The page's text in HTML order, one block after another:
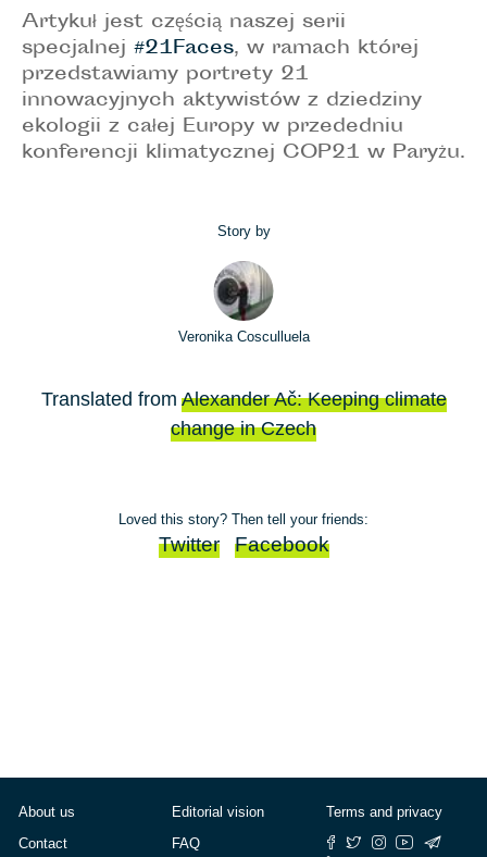
Artykuł jest częścią naszej serii
specjalnej #21Faces, w ramach której
przedstawiamy portrety 21
innowacyjnych aktywistów z dziedziny
ekologii z całej Europy w przededniu
konferencji klimatycznej COP21 w Paryżu.
Story by
Veronika Cosculluela
Translated from Alexander Ač: Keeping climate
change in Czech
Loved this story? Then tell your friends:
Twitter Facebook
About us
Contact
Editorial vision
FAQ
Terms and privacy